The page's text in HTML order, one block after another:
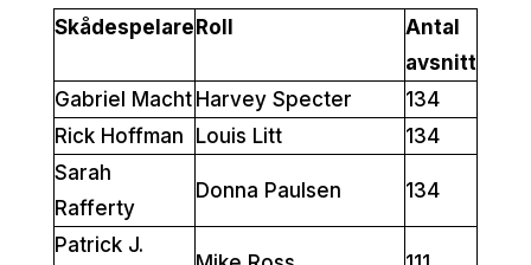
SkådespelareRoll
Antal
avsnitt
Gabriel Macht Harvey Specter
134
Rick Hoffman Louis Litt
134
Sarah
Rafferty
Donna Paulsen 134
Patrick J.